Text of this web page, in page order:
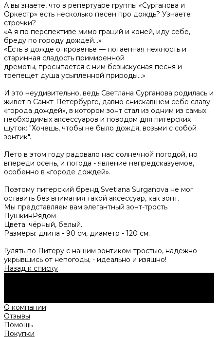
А вы знаете, что в репертуаре группы «Сурганова и
Оркестр» есть несколько песен про дождь? Узнаете
строчки?
«А я по перспективе мимо граций и коней, иду себе,
бреду по городу дождей...»
«Есть в дожде откровенье — потаенная нежность и
старинная сладость примиренной
дремоты, просыпается с ним безыскусная песня и
трепещет душа усыпленной природы...»
И это неудивительно, ведь Светлана Сурганова родилась и
живет в Санкт-Петербурге, давно снискавшем себе славу
«города дождей», в котором зонт стал из одним из самых
необходимых аксессуаров и поводом для питерских
шуток: "Хочешь, чтобы не было дождя, возьми с собой
зонтик".
Лето в этом году радовало нас солнечной погодой, но
впереди осень, и погода - явление непредсказуемое,
особенно в «городе дождей».
Поэтому питерский бренд Svetlana Surganova не мог
оставить без внимания такой аксессуар, как зонт.
Мы представляем вам элегантный зонт-трость
ПушкинРядом
Цвета: чёрный, белый.
Размеры: длина - 90 см, диаметр - 120 см.
Гулять по Питеру с нашим зонтиком-тростью, надежно
укрывшись от непогоды, - идеально и изящно!
Назад к списку
О компании
Отзывы
Помощь
Покупки